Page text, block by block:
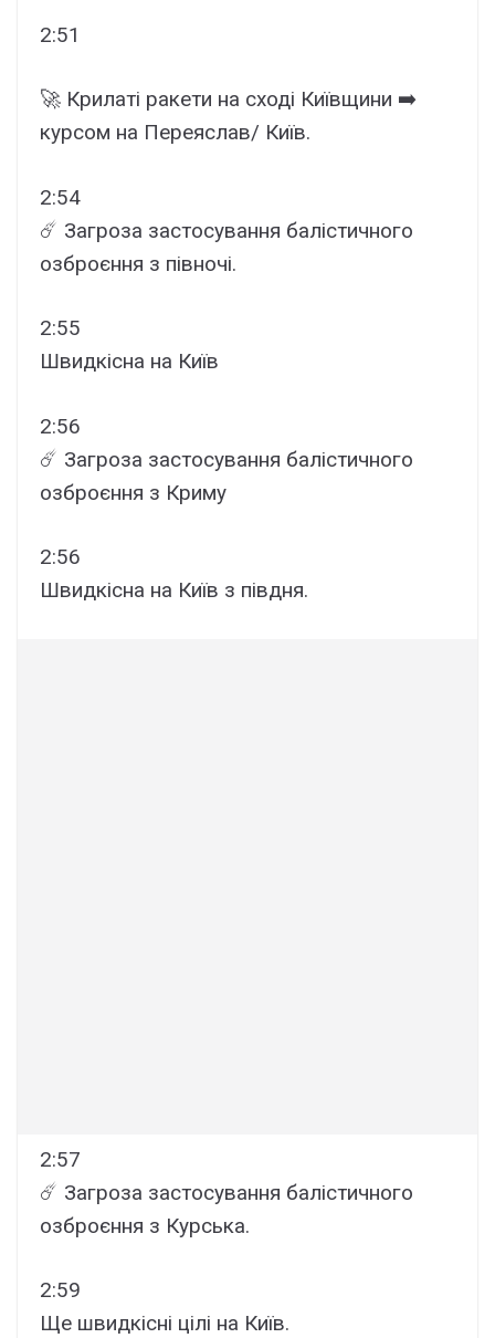
2:51
🚀 Крилаті ракети на сході Київщини ➡️
курсом на Переяслав/ Київ.
2:54
☄️ Загроза застосування балістичного
озброєння з півночі.
2:55
Швидкісна на Київ
2:56
☄️ Загроза застосування балістичного
озброєння з Криму
2:56
Швидкісна на Київ з півдня.
2:57
☄️ Загроза застосування балістичного
озброєння з Курська.
2:59
Ще швидкісні цілі на Київ.